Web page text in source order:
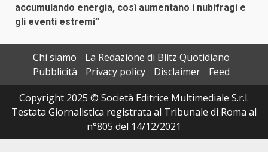
accumulando energia, così aumentano i nubifragi e
gli eventi estremi”
Chi siamo
La Redazione di Blitz Quotidiano
Pubblicità
Privacy policy Disclaimer
Feed
Copyright 2025 © Società Editrice Multimediale S.r.l.
Testata Giornalistica registrata al Tribunale di Roma al
n°805 del 14/12/2021